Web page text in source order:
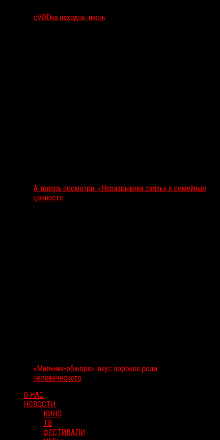
сVODка находок: июль
А теперь посмотри: «Неразрывная связь» и семейные
ценности
«Мальчик-обжора»: вкус пороков рода
человеческого
О НАС
НОВОСТИ
КИНО
ТВ
ФЕСТИВАЛИ